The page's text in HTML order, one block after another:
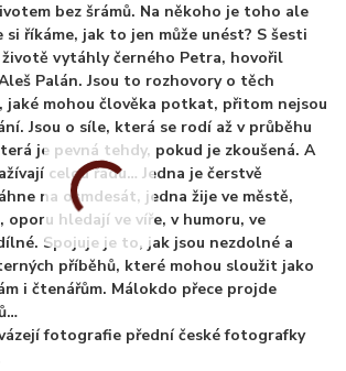
bez šrámů. Na někoho je toho ale
říkáme, jak to jen může unést? S šesti
vytáhly černého Petra, hovořil
Palán. Jsou to rozhovory o těch
jaké mohou člověka potkat, přitom nejsou
Jsou o síle, která se rodí až v průběhu
je pevná tehdy, pokud je zkoušená. A
celou řadu… Jedna je čerstvě
na osmdesát, jedna žije ve městě,
oporu hledají ve víře, v humoru, ve
Spojuje je to, jak jsou nezdolné a
příběhů, které mohou sloužit jako
i čtenářům. Málokdo přece projde
fotografie přední české fotografky